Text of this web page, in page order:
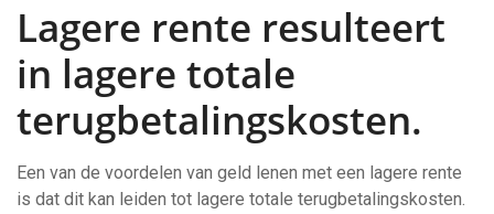
Lagere rente resulteert
in lagere totale
terugbetalingskosten.
Een van de voordelen van geld lenen met een lagere rente
is dat dit kan leiden tot lagere totale terugbetalingskosten.